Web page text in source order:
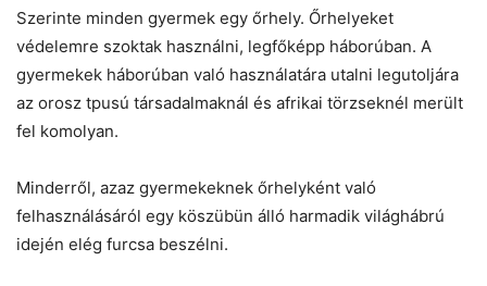
Szerinte minden gyermek egy őrhely. Őrhelyeket
védelemre szoktak használni, legfőképp háborúban. A
gyermekek háborúban való használatára utalni legutoljára
az orosz tpusú társadalmaknál és afrikai törzseknél merült
fel komolyan.
Minderről, azaz gyermekeknek őrhelyként való
felhasználásáról egy köszübün álló harmadik világhábrú
idején elég furcsa beszélni.